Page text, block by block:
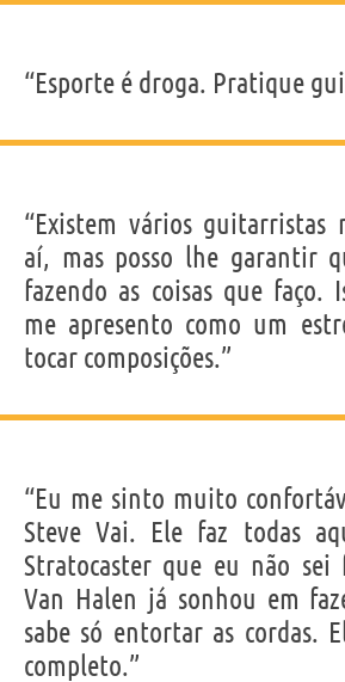
“Esporte é droga. Pratique
“Existem vários
aí, mas posso lhe garantir
fazendo as coisas que faço.
me apresento como um
tocar composições.”
“Eu me sinto muito
Steve Vai. Ele faz todas
Stratocaster que eu não sei
Van Halen já sonhou em
sabe só entortar as cordas.
completo.”